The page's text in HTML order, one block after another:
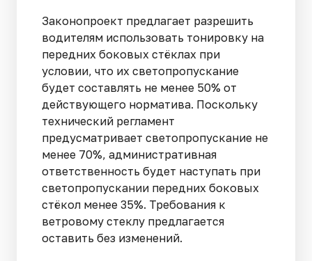
Законопроект предлагает разрешить
водителям использовать тонировку на
передних боковых стёклах при
условии, что их светопропускание
будет составлять не менее 50% от
действующего норматива. Поскольку
технический регламент
предусматривает светопропускание не
менее 70%, административная
ответственность будет наступать при
светопропускании передних боковых
стёкол менее 35%. Требования к
ветровому стеклу предлагается
оставить без изменений.